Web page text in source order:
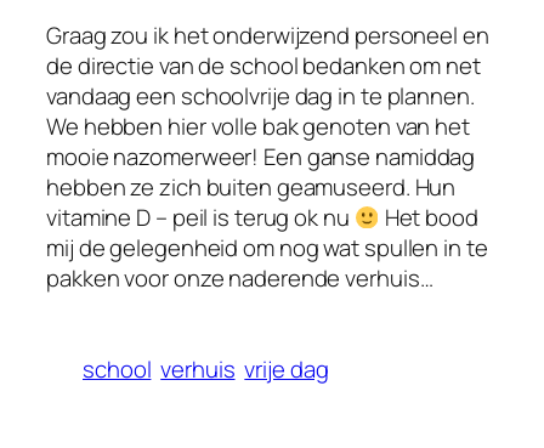
Graag zou ik het onderwijzend personeel en
de directie van de school bedanken om net
vandaag een schoolvrije dag in te plannen.
We hebben hier volle bak genoten van het
mooie nazomerweer! Een ganse namiddag
hebben ze zich buiten geamuseerd. Hun
vitamine D – peil is terug ok nu
Het bood
mij de gelegenheid om nog wat spullen in te
pakken voor onze naderende verhuis…
school verhuis vrije dag